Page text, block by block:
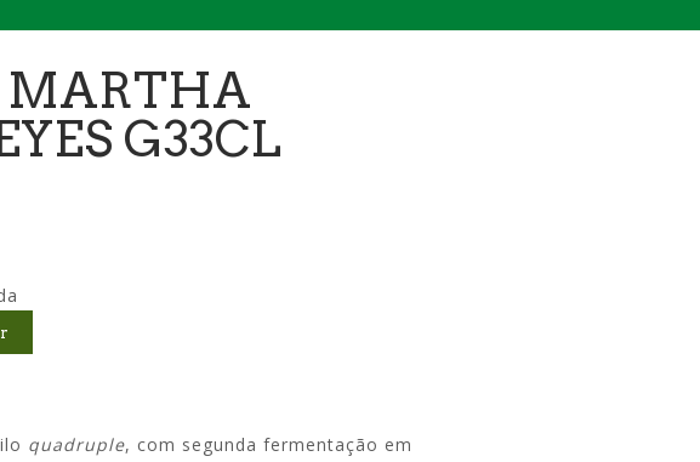
MARTHA
G33CL
quadruple, com segunda fermentação em